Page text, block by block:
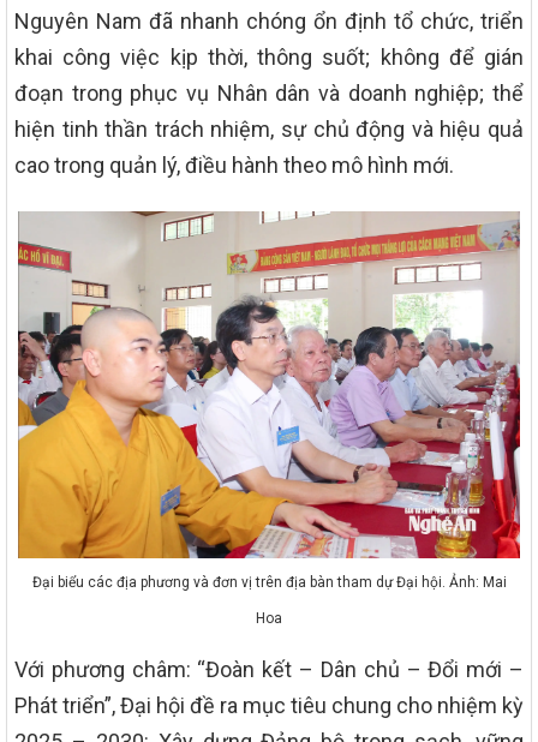
Nguyên Nam đã nhanh chóng ổn định tổ chức, triển
khai công việc kịp thời, thông suốt; không để gián
đoạn trong phục vụ Nhân dân và doanh nghiệp; thể
hiện tinh thần trách nhiệm, sự chủ động và hiệu quả
cao trong quản lý, điều hành theo mô hình mới.
Đại biểu các địa phương và đơn vị trên địa bàn tham dự Đại hội. Ảnh: Mai
Hoa
Với phương châm: “Đoàn kết – Dân chủ – Đổi mới –
Phát triển”, Đại hội đề ra mục tiêu chung cho nhiệm kỳ